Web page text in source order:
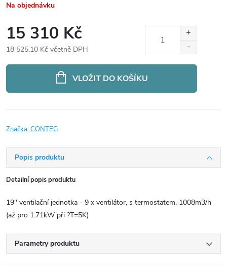
Na objednávku
15 310 Kč
18 525,10 Kč včetně DPH
VLOŽIT DO KOŠÍKU
Značka:CONTEG
Popis produktu
Detailní popis produktu
19" ventilační jednotka - 9 x ventilátor, s termostatem, 1008m3/h
(až pro 1.71kW při ?T=5K)
Parametry produktu